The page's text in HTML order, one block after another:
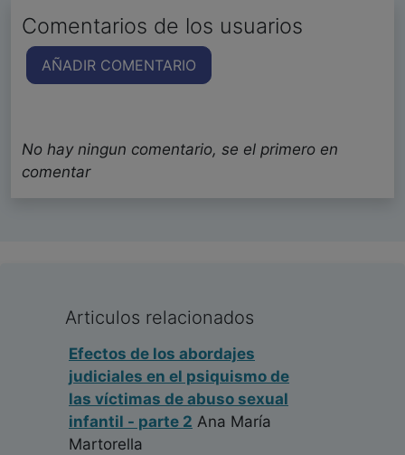
Comentarios de los usuarios
AÑADIR COMENTARIO
No hay ningun comentario, se el primero en
comentar
Articulos relacionados
Efectos de los abordajes
judiciales en el psiquismo de
las víctimas de abuso sexual
infantil - parte 2 Ana María
Martorella